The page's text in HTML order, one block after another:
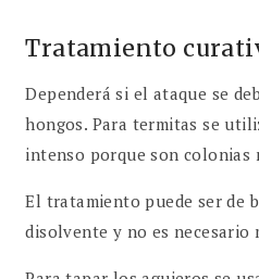
Tratamiento
Dependerá si el ataque se
hongos. Para termitas se
intenso porque son colonias
El tratamiento puede ser de
disolvente y no es necesario